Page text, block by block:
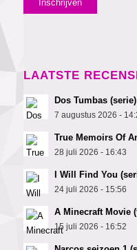
LAATSTE
Dos Tumbas (serie)
7 augustus 2026 -
True Memoirs Of
28 juli 2026 - 16:43
I Will Find You
24 juli 2026 - 15:56
A Minecraft Movie
15 juli 2026 - 16:52